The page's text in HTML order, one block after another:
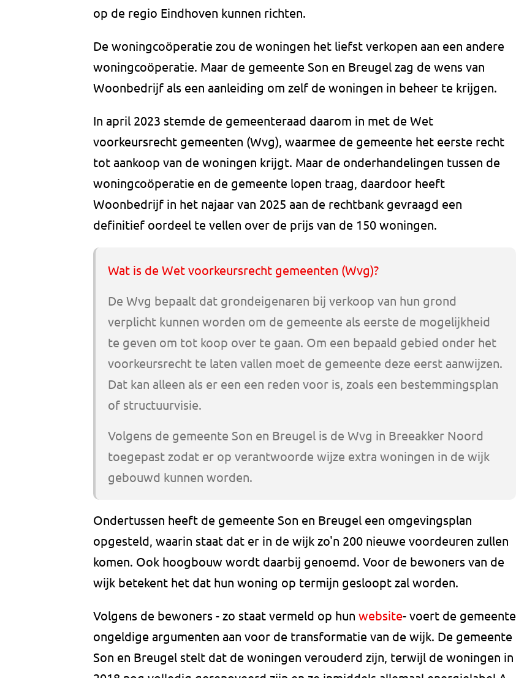
op de regio Eindhoven kunnen richten.
De woningcoöperatie zou de woningen het liefst verkopen aan een andere
woningcoöperatie. Maar de gemeente Son en Breugel zag de wens van
Woonbedrijf als een aanleiding om zelf de woningen in beheer te krijgen.
In april 2023 stemde de gemeenteraad daarom in met de Wet
voorkeursrecht gemeenten (Wvg), waarmee de gemeente het eerste recht
tot aankoop van de woningen krijgt. Maar de onderhandelingen tussen de
woningcoöperatie en de gemeente lopen traag, daardoor heeft
Woonbedrijf in het najaar van 2025 aan de rechtbank gevraagd een
definitief oordeel te vellen over de prijs van de 150 woningen.
Wat is de Wet voorkeursrecht gemeenten (Wvg)?
De Wvg bepaalt dat grondeigenaren bij verkoop van hun grond
verplicht kunnen worden om de gemeente als eerste de mogelijkheid
te geven om tot koop over te gaan. Om een bepaald gebied onder het
voorkeursrecht te laten vallen moet de gemeente deze eerst aanwijzen.
Dat kan alleen als er een een reden voor is, zoals een bestemmingsplan
of structuurvisie.
Volgens de gemeente Son en Breugel is de Wvg in Breeakker Noord
toegepast zodat er op verantwoorde wijze extra woningen in de wijk
gebouwd kunnen worden.
Ondertussen heeft de gemeente Son en Breugel een omgevingsplan
opgesteld, waarin staat dat er in de wijk zo'n 200 nieuwe voordeuren zullen
komen. Ook hoogbouw wordt daarbij genoemd. Voor de bewoners van de
wijk betekent het dat hun woning op termijn gesloopt zal worden.
Volgens de bewoners - zo staat vermeld op hun website- voert de gemeente
ongeldige argumenten aan voor de transformatie van de wijk. De gemeente
Son en Breugel stelt dat de woningen verouderd zijn, terwijl de woningen in